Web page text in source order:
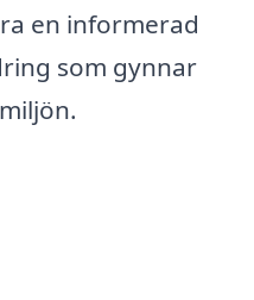
en informerad
som gynnar